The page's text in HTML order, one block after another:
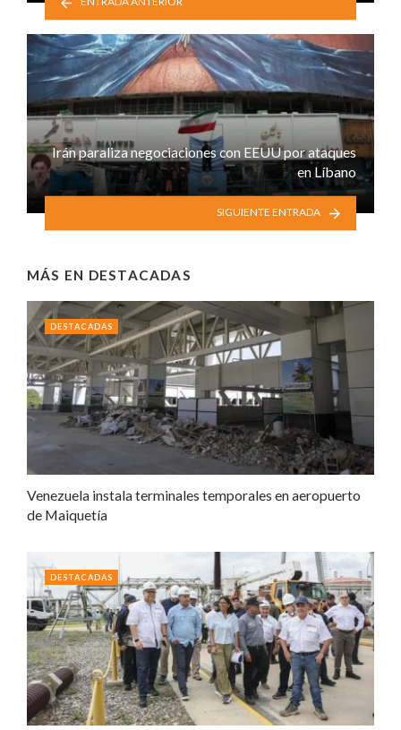
Irán paraliza negociaciones con EEUU por ataques
en Líbano
SIGUIENTE ENTRADA
MÁS EN DESTACADAS
Venezuela instala terminales temporales en aeropuerto
de Maiquetía
DESTACADAS
DESTACADAS